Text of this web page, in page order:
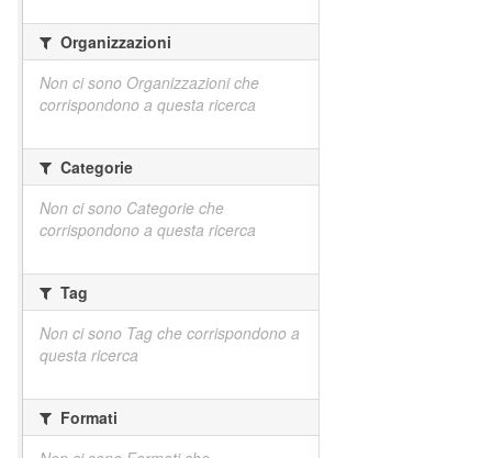
Organizzazioni
Non ci sono Organizzazioni che
corrispondono a questa ricerca
Categorie
Non ci sono Categorie che
corrispondono a questa ricerca
Tag
Non ci sono Tag che corrispondono a
questa ricerca
Formati